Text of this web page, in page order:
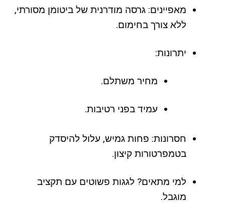
מאפיינים: גרסה מודרנית של ביטומן מסורתי,
ללא צורך בחימום.
יתרונות:
מחיר משתלם.
עמיד בפני רטיבות.
חסרונות: פחות גמיש, עלול להיסדק
בטמפרטורות קיצון.
למי מתאים? לגגות פשוטים עם תקציב
מוגבל.